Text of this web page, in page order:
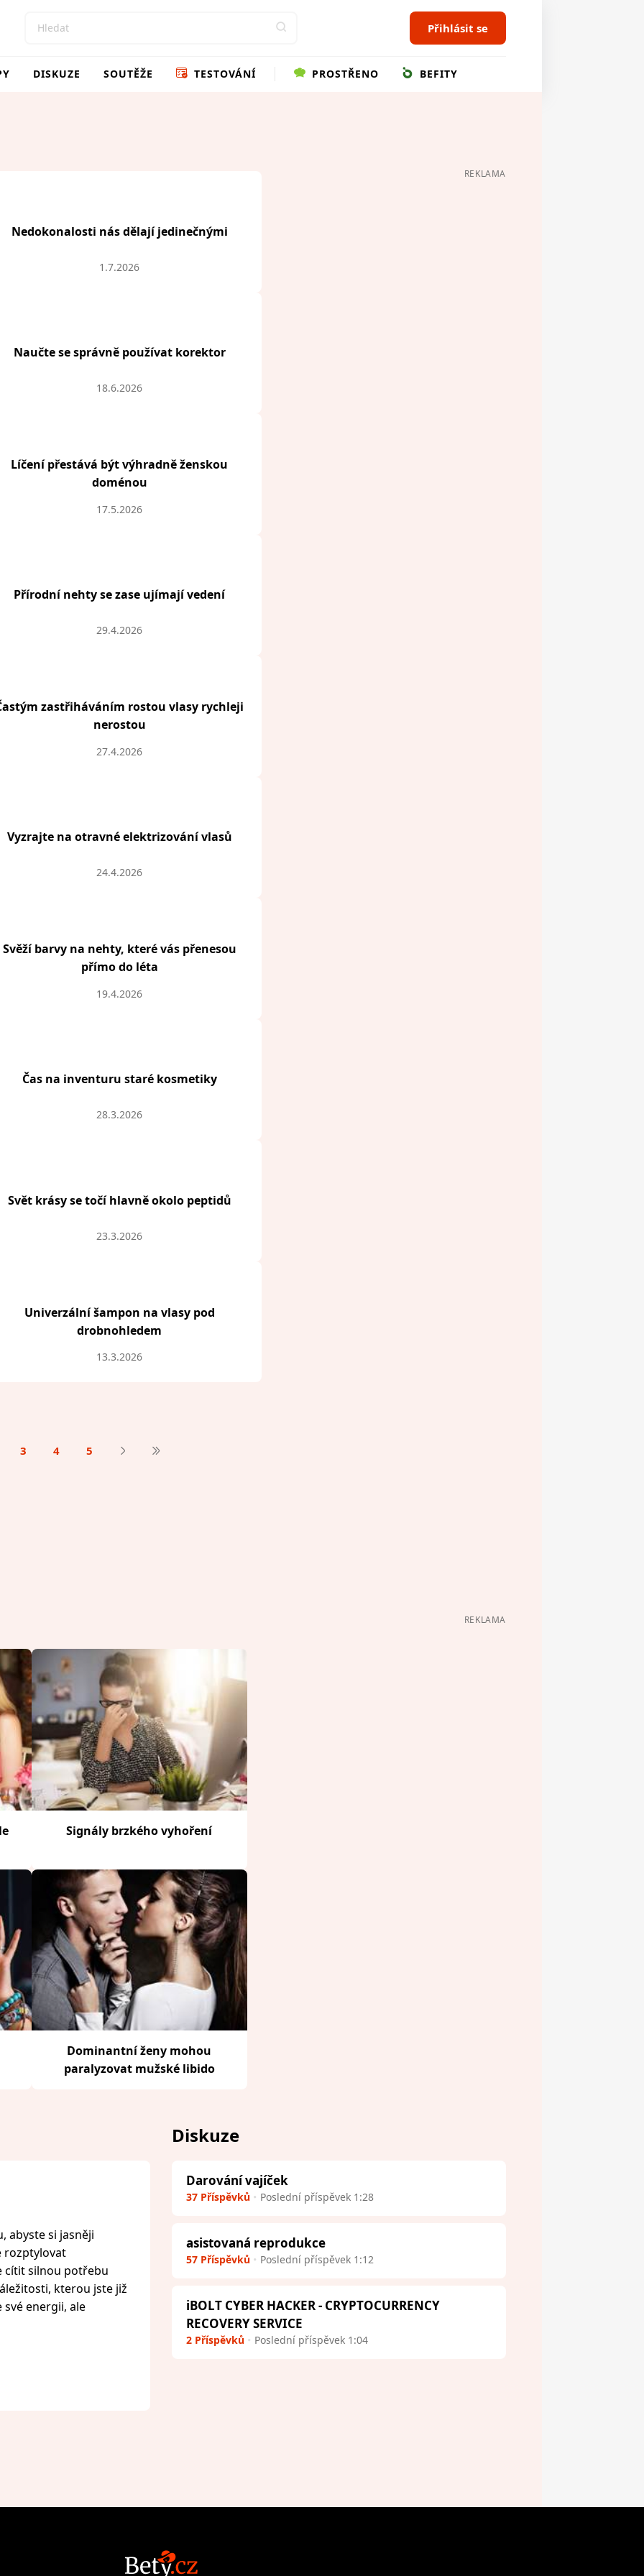
Přihlásit se
DISKUZE SOUTĚŽE TESTOVÁNÍ PROSTŘENO BEFITY
Nedokonalosti nás dělají jedinečnými
1.7.2026
Naučte se správně používat korektor
18.6.2026
Líčení přestává být výhradně ženskou
doménou
17.5.2026
Přírodní nehty se zase ujímají vedení
29.4.2026
zastřiháváním rostou vlasy rychleji
nerostou
27.4.2026
Vyzrajte na otravné elektrizování vlasů
24.4.2026
Svěží barvy na nehty, které vás přenesou
přímo do léta
19.4.2026
Čas na inventuru staré kosmetiky
28.3.2026
Svět krásy se točí hlavně okolo peptidů
23.3.2026
Univerzální šampon na vlasy pod
drobnohledem
13.3.2026
3 4 5
REKLAMA
Signály brzkého vyhoření
Dominantní ženy mohou
paralyzovat mužské libido
REKLAMA
abyste si jasněji
rozptylovat
cítit silnou potřebu
kterou jste již
energii, ale
Diskuze
Darování vajíček
37 Příspěvků Poslední příspěvek 1:28
asistovaná reprodukce
57 Příspěvků Poslední příspěvek 1:12
iBOLT CYBER HACKER - CRYPTOCURRENCY
RECOVERY SERVICE
2 Příspěvků Poslední příspěvek 1:04